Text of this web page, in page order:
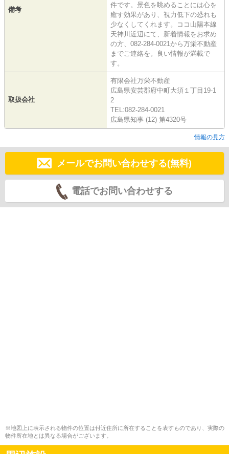
備考
件です。景色を眺めることには心を
癒す効果があり、視力低下の恐れも
少なくしてくれます。ココ山陽本線
天神川近辺にて、新着情報をお求め
の方、082-284-0021から万栄不動産
までご連絡を。良い情報が満載で
す。
取扱会社
有限会社万栄不動産
広島県安芸郡府中町大須１丁目19-1
2
TEL:082-284-0021
広島県知事 (12) 第4320号
情報の見方
メールでお問い合わせする(無料)
電話でお問い合わせする
※地図上に表示される物件の位置は付近住所に所在することを表すものであり、実際の
物件所在地とは異なる場合がございます。